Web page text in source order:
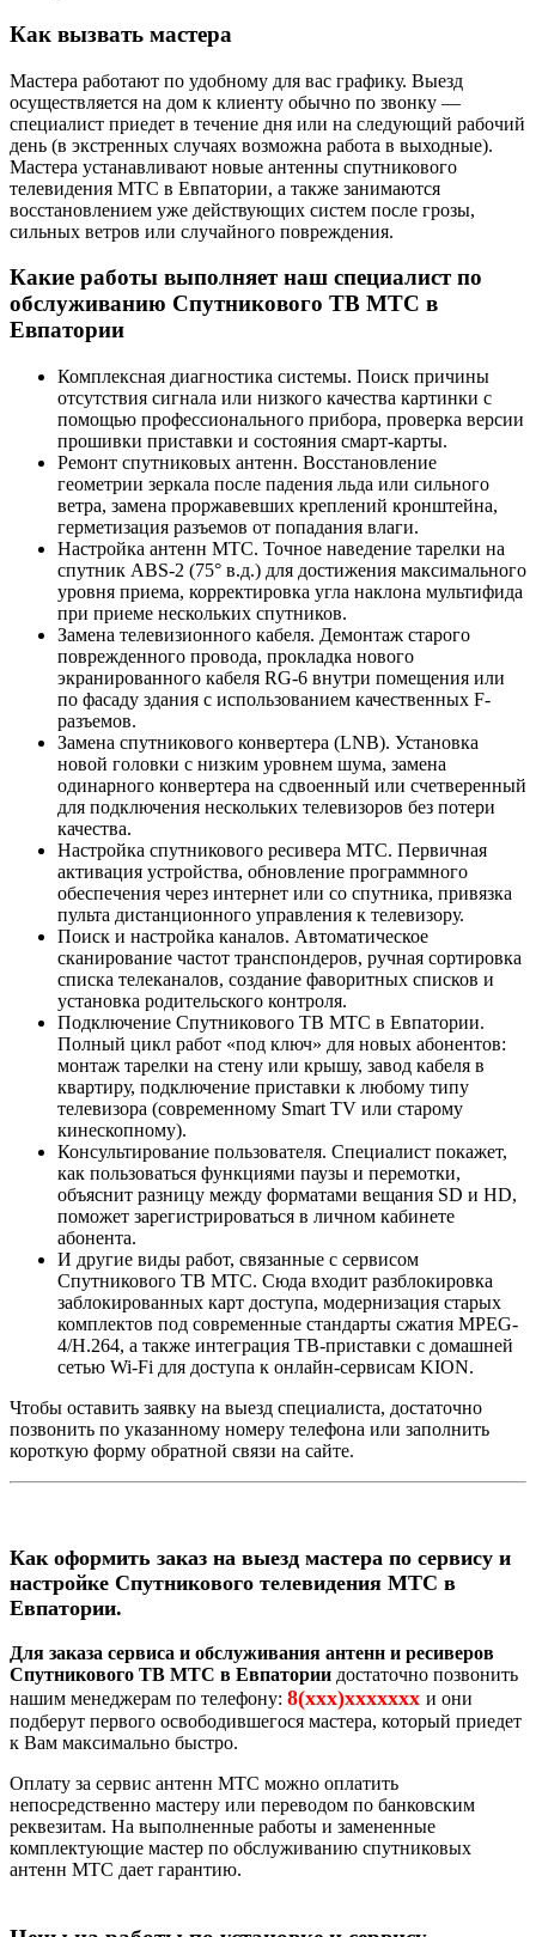
Как вызвать мастера
Мастера работают по удобному для вас графику. Выезд
осуществляется на дом к клиенту обычно по звонку —
специалист приедет в течение дня или на следующий рабочий
день (в экстренных случаях возможна работа в выходные).
Мастера устанавливают новые антенны спутникового
телевидения МТС в Евпатории, а также занимаются
восстановлением уже действующих систем после грозы,
сильных ветров или случайного повреждения.
Какие работы выполняет наш специалист по
обслуживанию Спутникового ТВ МТС в
Евпатории
Комплексная диагностика системы. Поиск причины
отсутствия сигнала или низкого качества картинки с
помощью профессионального прибора, проверка версии
прошивки приставки и состояния смарт-карты.
Ремонт спутниковых антенн. Восстановление
геометрии зеркала после падения льда или сильного
ветра, замена проржавевших креплений кронштейна,
герметизация разъемов от попадания влаги.
Настройка антенн МТС. Точное наведение тарелки на
спутник ABS-2 (75° в.д.) для достижения максимального
уровня приема, корректировка угла наклона мультифида
при приеме нескольких спутников.
Замена телевизионного кабеля. Демонтаж старого
поврежденного провода, прокладка нового
экранированного кабеля RG-6 внутри помещения или
по фасаду здания с использованием качественных F-
разъемов.
Замена спутникового конвертера (LNB). Установка
новой головки с низким уровнем шума, замена
одинарного конвертера на сдвоенный или счетверенный
для подключения нескольких телевизоров без потери
качества.
Настройка спутникового ресивера МТС. Первичная
активация устройства, обновление программного
обеспечения через интернет или со спутника, привязка
пульта дистанционного управления к телевизору.
Поиск и настройка каналов. Автоматическое
сканирование частот транспондеров, ручная сортировка
списка телеканалов, создание фаворитных списков и
установка родительского контроля.
Подключение Спутникового ТВ МТС в Евпатории.
Полный цикл работ «под ключ» для новых абонентов:
монтаж тарелки на стену или крышу, завод кабеля в
квартиру, подключение приставки к любому типу
телевизора (современному Smart TV или старому
кинескопному).
Консультирование пользователя. Специалист покажет,
как пользоваться функциями паузы и перемотки,
объяснит разницу между форматами вещания SD и HD,
поможет зарегистрироваться в личном кабинете
абонента.
И другие виды работ, связанные с сервисом
Спутникового ТВ МТС. Сюда входит разблокировка
заблокированных карт доступа, модернизация старых
комплектов под современные стандарты сжатия MPEG-
4/H.264, а также интеграция ТВ-приставки с домашней
сетью Wi-Fi для доступа к онлайн-сервисам KION.
Чтобы оставить заявку на выезд специалиста, достаточно
позвонить по указанному номеру телефона или заполнить
короткую форму обратной связи на сайте.
Как оформить заказ на выезд мастера по сервису и
настройке Спутникового телевидения МТС в
Евпатории.
Для заказа сервиса и обслуживания антенн и ресиверов
Спутникового ТВ МТС в Евпатории достаточно позвонить
нашим менеджерам по телефону: 8(xxx)xxxxxxx и они
подберут первого освободившегося мастера, который приедет
к Вам максимально быстро.
Оплату за сервис антенн МТС можно оплатить
непосредственно мастеру или переводом по банковским
реквезитам. На выполненные работы и замененные
комплектующие мастер по обслуживанию спутниковых
антенн МТС дает гарантию.